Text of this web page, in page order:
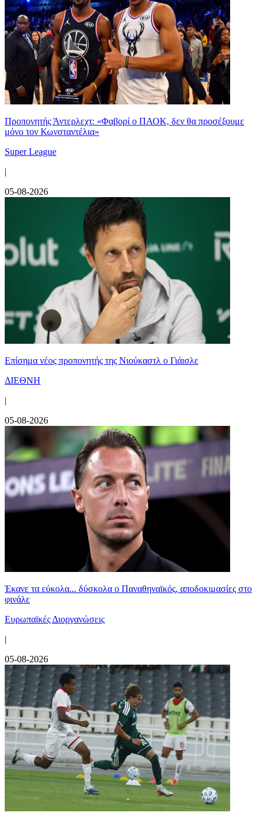
Προπονητής Άντερλεχτ: «Φαβορί ο ΠΑΟΚ, δεν θα προσέξουμε
μόνο τον Κωνσταντέλια»
Super League
|
05-08-2026
Επίσημα νέος προπονητής της Νιούκαστλ ο Γιάισλε
ΔΙΕΘΝΗ
|
05-08-2026
Έκανε τα εύκολα... δύσκολα ο Παναθηναϊκός, αποδοκιμασίες στο
φινάλε
Ευρωπαϊκές Διοργανώσεις
|
05-08-2026